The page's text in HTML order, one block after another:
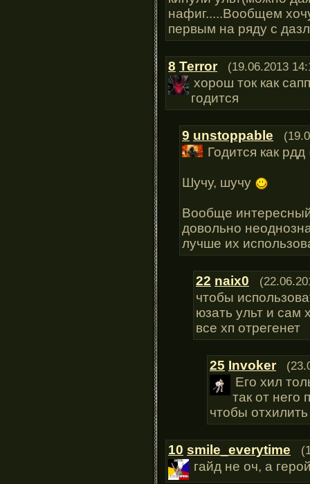
нафиг.....Вообщем
первым на ряду с
8 Terror (19.06.2013
хорош ток как
годится
9 unstoppable
Годится как рдд
Шучу, шучу
Вообще
довольно
лучше их
22 naix0
чтобы
юзать ульт и сам
все хп отрегенет
25 Invoker
Его хил
так от него
чтобы
10 smile_everytime
гайд не оч, а